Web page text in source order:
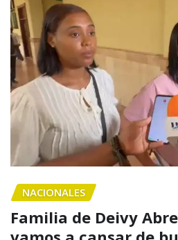
NACIONALES
Familia de Deivy